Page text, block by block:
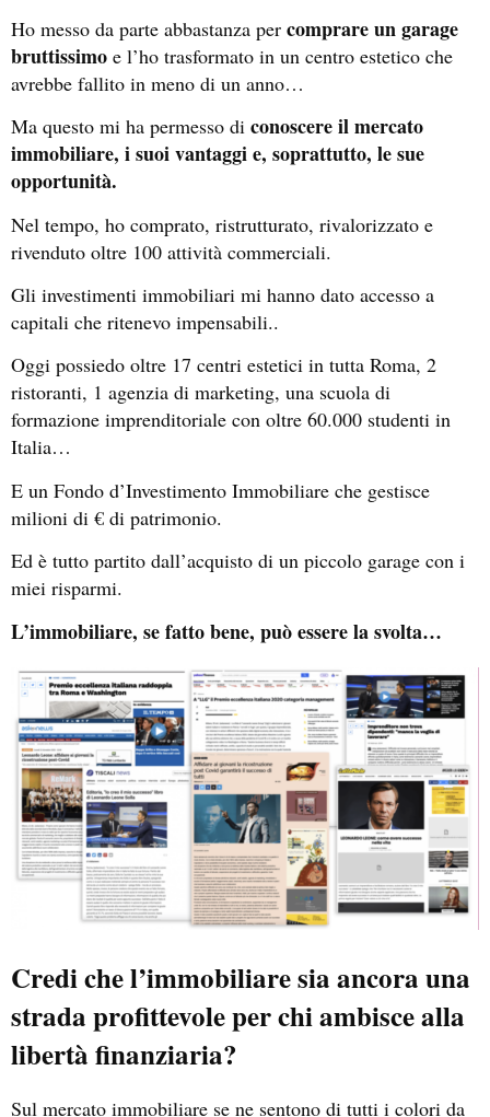
Ho messo da parte abbastanza per comprare un garage
bruttissimo e l’ho trasformato in un centro estetico che
avrebbe fallito in meno di un anno…
Ma questo mi ha permesso di conoscere il mercato
immobiliare, i suoi vantaggi e, soprattutto, le sue
opportunità.
Nel tempo, ho comprato, ristrutturato, rivalorizzato e
rivenduto oltre 100 attività commerciali.
Gli investimenti immobiliari mi hanno dato accesso a
capitali che ritenevo impensabili..
Oggi possiedo oltre 17 centri estetici in tutta Roma, 2
ristoranti, 1 agenzia di marketing, una scuola di
formazione imprenditoriale con oltre 60.000 studenti in
Italia…
E un Fondo d’Investimento Immobiliare che gestisce
milioni di € di patrimonio.
Ed è tutto partito dall’acquisto di un piccolo garage con i
miei risparmi.
L’immobiliare, se fatto bene, può essere la svolta…
Credi che l’immobiliare sia ancora una
strada profittevole per chi ambisce alla
libertà finanziaria?
Sul mercato immobiliare se ne sentono di tutti i colori da